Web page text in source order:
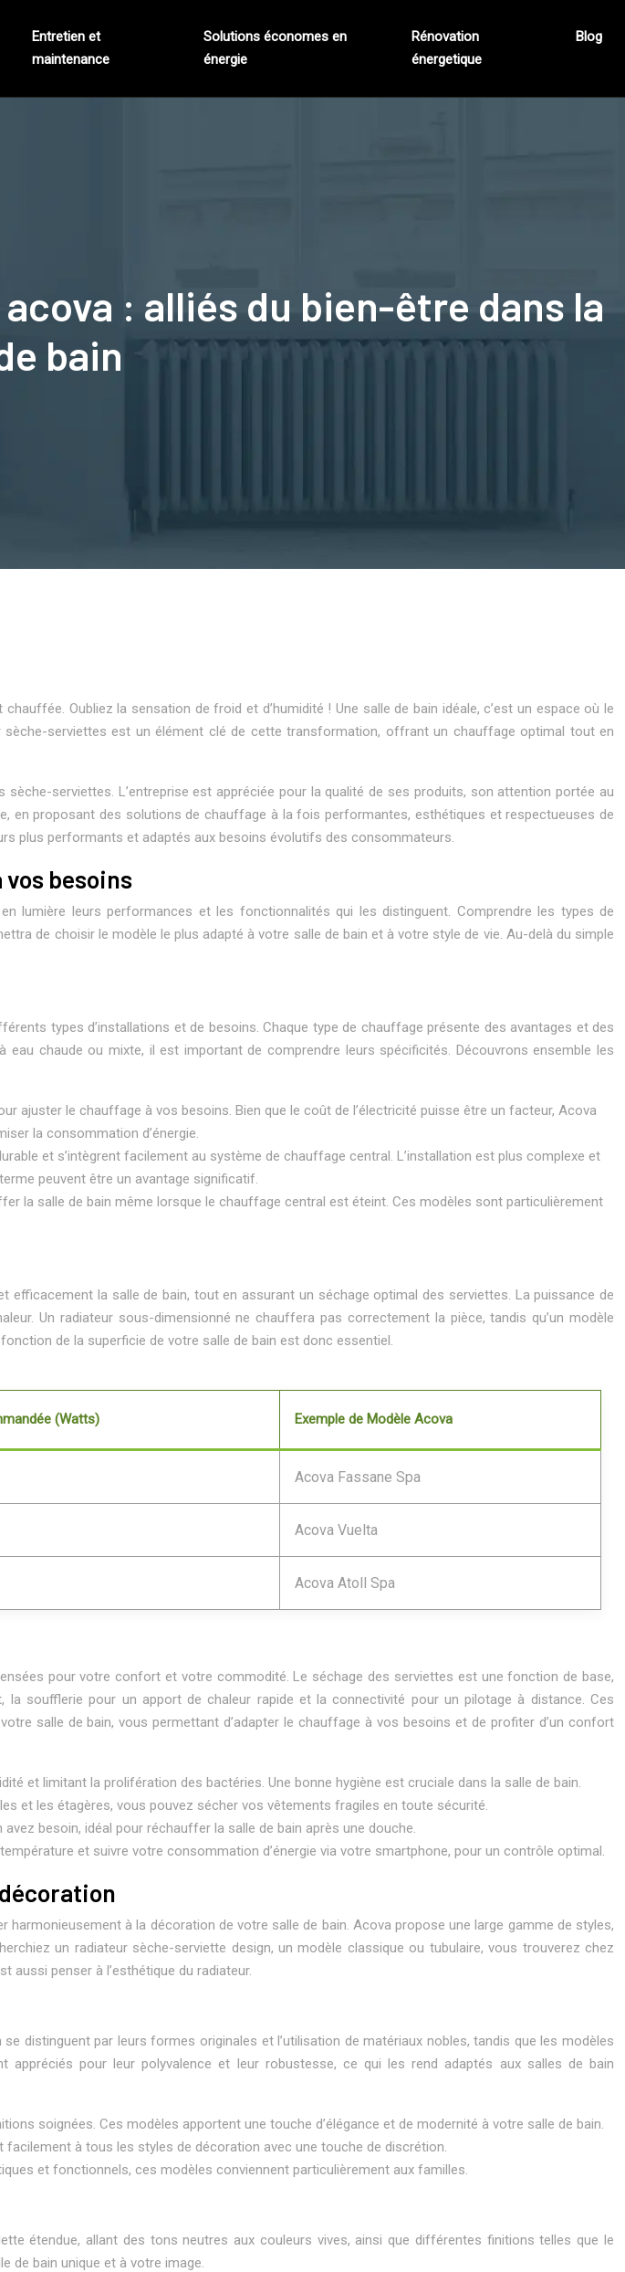
Entretien et
maintenance
Solutions économes en
énergie
Rénovation
énergetique
Blog
: alliés du bien-être dans la
bain
Oubliez la sensation de froid et d’humidité ! Une salle de bain idéale, c’est un espace où le
serviettes est un élément clé de cette transformation, offrant un chauffage optimal tout en
serviettes. L’entreprise est appréciée pour la qualité de ses produits, son attention portée au
en proposant des solutions de chauffage à la fois performantes, esthétiques et respectueuses de
plus performants et adaptés aux besoins évolutifs des consommateurs.
besoins
leurs performances et les fonctionnalités qui les distinguent. Comprendre les types de
de choisir le modèle le plus adapté à votre salle de bain et à votre style de vie. Au-delà du simple
types d’installations et de besoins. Chaque type de chauffage présente des avantages et des
chaude ou mixte, il est important de comprendre leurs spécificités. Découvrons ensemble les
ajuster le chauffage à vos besoins. Bien que le coût de l’électricité puisse être un facteur, Acova
la consommation d’énergie.
et s’intègrent facilement au système de chauffage central. L’installation est plus complexe et
peuvent être un avantage significatif.
la salle de bain même lorsque le chauffage central est éteint. Ces modèles sont particulièrement
la salle de bain, tout en assurant un séchage optimal des serviettes. La puissance de
Un radiateur sous-dimensionné ne chauffera pas correctement la pièce, tandis qu’un modèle
de la superficie de votre salle de bain est donc essentiel.
(Watts) Exemple de Modèle Acova
Acova Fassane Spa
Acova Vuelta
Acova Atoll Spa
pour votre confort et votre commodité. Le séchage des serviettes est une fonction de base,
soufflerie pour un apport de chaleur rapide et la connectivité pour un pilotage à distance. Ces
salle de bain, vous permettant d’adapter le chauffage à vos besoins et de profiter d’un confort
et limitant la prolifération des bactéries. Une bonne hygiène est cruciale dans la salle de bain.
et les étagères, vous pouvez sécher vos vêtements fragiles en toute sécurité.
besoin, idéal pour réchauffer la salle de bain après une douche.
et suivre votre consommation d’énergie via votre smartphone, pour un contrôle optimal.
à la décoration de votre salle de bain. Acova propose une large gamme de styles,
un radiateur sèche-serviette design, un modèle classique ou tubulaire, vous trouverez chez
aussi penser à l’esthétique du radiateur.
distinguent par leurs formes originales et l’utilisation de matériaux nobles, tandis que les modèles
appréciés pour leur polyvalence et leur robustesse, ce qui les rend adaptés aux salles de bain
soignées. Ces modèles apportent une touche d’élégance et de modernité à votre salle de bain.
facilement à tous les styles de décoration avec une touche de discrétion.
et fonctionnels, ces modèles conviennent particulièrement aux familles.
étendue, allant des tons neutres aux couleurs vives, ainsi que différentes finitions telles que le
de bain unique et à votre image.